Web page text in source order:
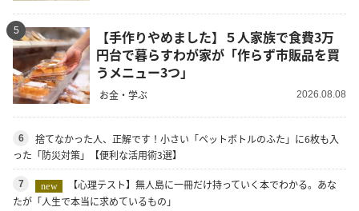
5
【手作りやめました】５人家族で食費3万
円台で暮らすわが家が「作らず市販品を買
うメニュー3つ」
お金・学ぶ 2026.08.08
6
捨てなかった人、正解です！小さい「ペットボトルのふた」に6枚も入
った「防災対策」【便利な活用術3選】
7 new
【心理テスト】無人島に一冊だけ持っていく本でわかる。あな
たが「人生で本当に求めているもの」